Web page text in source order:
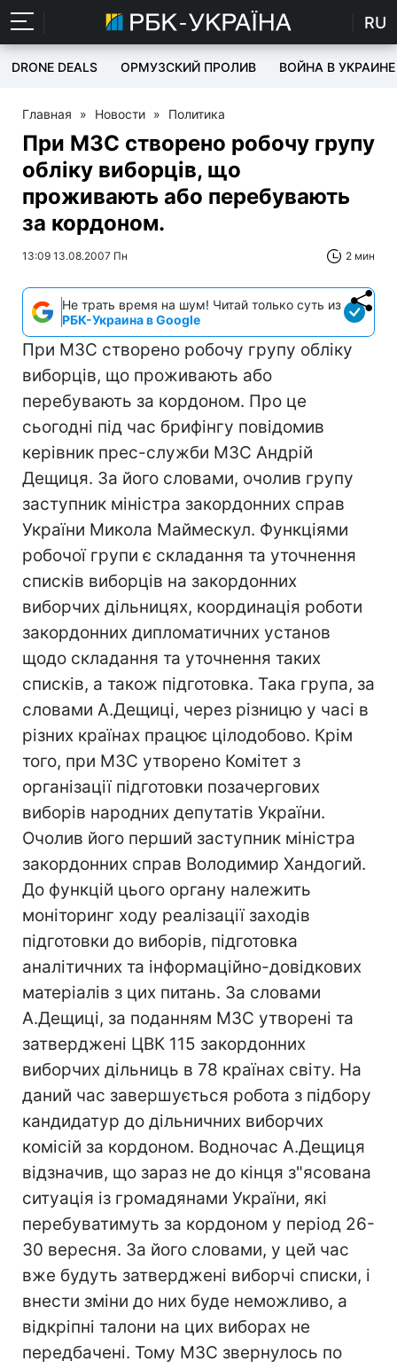
RU
DRONE DEALS ОРМУЗСКИЙ ПРОЛИВ ВОЙНА В УКРАИНЕ
Главная » Новости » Политика
При МЗС створено робочу групу
обліку виборців, що
проживають або перебувають
за кордоном.
13:09 13.08.2007 Пн 2 мин
Не трать время на шум! Читай только суть из
РБК-Украина в Google
При МЗС створено робочу групу обліку
виборців, що проживають або
перебувають за кордоном. Про це
сьогодні під час брифінгу повідомив
керівник прес-служби МЗС Андрій
Дещиця. За його словами, очолив групу
заступник міністра закордонних справ
України Микола Маймескул. Функціями
робочої групи є складання та уточнення
списків виборців на закордонних
виборчих дільницях, координація роботи
закордонних дипломатичних установ
щодо складання та уточнення таких
списків, а також підготовка. Така група, за
словами А.Дещиці, через різницю у часі в
різних країнах працює цілодобово. Крім
того, при МЗС утворено Комітет з
організації підготовки позачергових
виборів народних депутатів України.
Очолив його перший заступник міністра
закордонних справ Володимир Хандогий.
До функцій цього органу належить
моніторинг ходу реалізації заходів
підготовки до виборів, підготовка
аналітичних та інформаційно-довідкових
матеріалів з цих питань. За словами
А.Дещиці, за поданням МЗС утворені та
затверджені ЦВК 115 закордонних
виборчих дільниць в 78 країнах світу. На
даний час завершується робота з підбору
кандидатур до дільничних виборчих
комісій за кордоном. Водночас А.Дещиця
відзначив, що зараз не до кінця з"ясована
ситуація із громадянами України, які
перебуватимуть за кордоном у період 26-
30 вересня. За його словами, у цей час
вже будуть затверджені виборчі списки, і
внести зміни до них буде неможливо, а
відкріпні талони на цих виборах не
передбачені. Тому МЗС звернулось по